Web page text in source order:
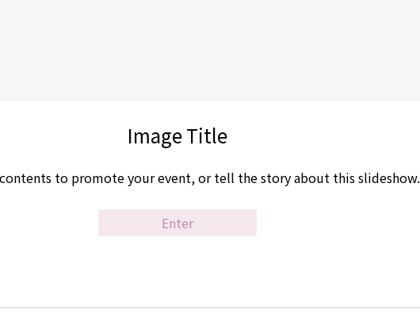
Video Title
to promote your event, or tell the story about this slideshow.
Enter